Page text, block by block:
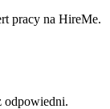
pracy na HireMe.
odpowiedni.